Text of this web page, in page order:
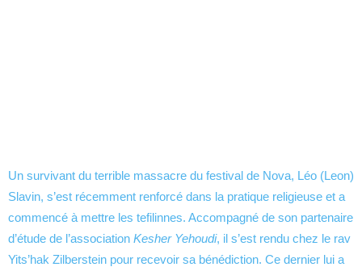
Un survivant du terrible massacre du festival de Nova, Léo (Leon)
Slavin, s’est récemment renforcé dans la pratique religieuse et a
commencé à mettre les tefilinnes. Accompagné de son partenaire
d’étude de l’association Kesher Yehoudi, il s’est rendu chez le rav
Yits’hak Zilberstein pour recevoir sa bénédiction. Ce dernier lui a